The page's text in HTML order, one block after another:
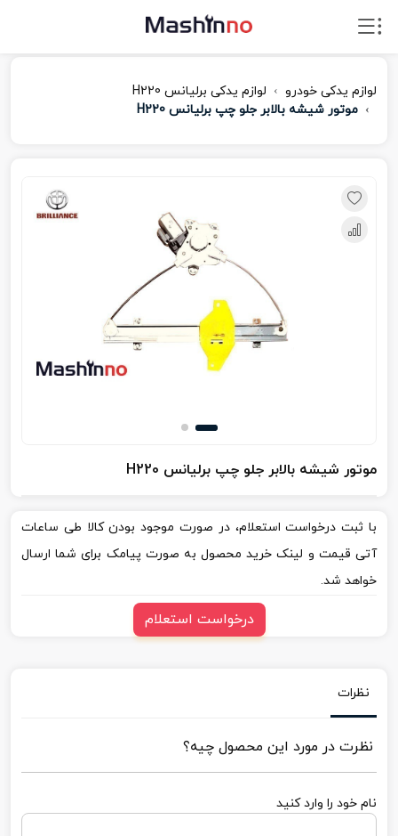
لوازم یدکی خودرو
لوازم یدکی برلیانس H220
موتور شیشه بالابر جلو چپ برلیانس H220
موتور شیشه بالابر جلو چپ برلیانس H220
با ثبت درخواست استعلام، در صورت موجود بودن کالا طی ساعات
آتی قیمت و لینک خرید محصول به صورت پیامک برای شما ارسال
خواهد شد.
درخواست استعلام
نظرات
نظرت در مورد این محصول چیه؟
نام خود را وارد کنید